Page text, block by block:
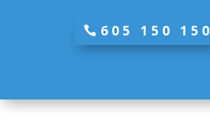
605 150 150